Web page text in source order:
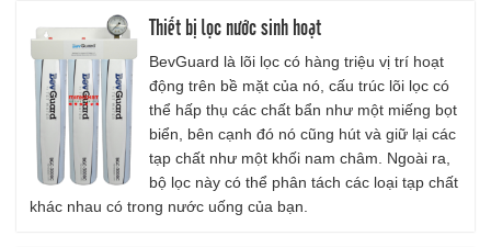
Thiết bị lọc nước sinh hoạt
BevGuard là lõi lọc có hàng triệu vị trí hoạt
động trên bề mặt của nó, cấu trúc lõi lọc có
thể hấp thụ các chất bẩn như một miếng bọt
biển, bên cạnh đó nó cũng hút và giữ lại các
tạp chất như một khối nam châm. Ngoài ra,
bộ lọc này có thể phân tách các loại tạp chất
khác nhau có trong nước uống của bạn.